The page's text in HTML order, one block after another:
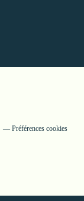
Préférences cookies